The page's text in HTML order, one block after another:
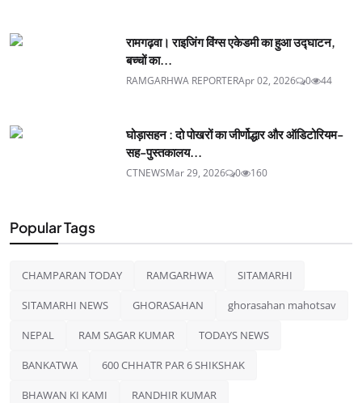
रामगढ़वा। राइजिंग विंग्स एकेडमी का हुआ उद्घाटन,
बच्चों का...
RAMGARHWA REPORTERApr 02, 2026 0 44
घोड़ासहन : दो पोखरों का जीर्णोद्धार और ऑडिटोरियम-
सह-पुस्तकालय...
CTNEWSMar 29, 2026 0 160
Popular Tags
CHAMPARAN TODAY RAMGARHWA SITAMARHI
SITAMARHI NEWS GHORASAHAN ghorasahan mahotsav
NEPAL RAM SAGAR KUMAR TODAYS NEWS
BANKATWA 600 CHHATR PAR 6 SHIKSHAK
BHAWAN KI KAMI RANDHIR KUMAR